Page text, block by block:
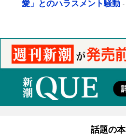
愛」とのハラスメント騒動
話題の本